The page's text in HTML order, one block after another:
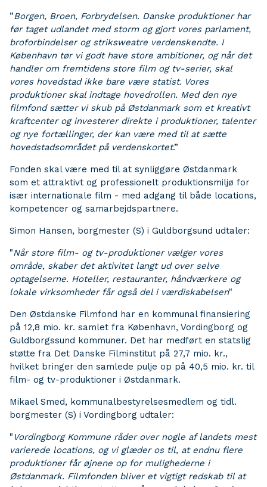
”Borgen, Broen, Forbrydelsen. Danske produktioner har
før taget udlandet med storm og gjort vores parlament,
broforbindelser og striksweatre verdenskendte. I
København tør vi godt have store ambitioner, og når det
handler om fremtidens store film og tv-serier, skal
vores hovedstad ikke bare være statist. Vores
produktioner skal indtage hovedrollen. Med den nye
filmfond sætter vi skub på Østdanmark som et kreativt
kraftcenter og investerer direkte i produktioner, talenter
og nye fortællinger, der kan være med til at sætte
hovedstadsområdet på verdenskortet.”
Fonden skal være med til at synliggøre Østdanmark
som et attraktivt og professionelt produktionsmiljø for
især internationale film - med adgang til både locations,
kompetencer og samarbejdspartnere.
Simon Hansen, borgmester (S) i Guldborgsund udtaler:
"Når store film- og tv-produktioner vælger vores
område, skaber det aktivitet langt ud over selve
optagelserne. Hoteller, restauranter, håndværkere og
lokale virksomheder får også del i værdiskabelsen"
Den Østdanske Filmfond har en kommunal finansiering
på 12,8 mio. kr. samlet fra København, Vordingborg og
Guldborgssund kommuner. Det har medført en statslig
støtte fra Det Danske Filminstitut på 27,7 mio. kr.,
hvilket bringer den samlede pulje op på 40,5 mio. kr. til
film- og tv-produktioner i Østdanmark.
Mikael Smed, kommunalbestyrelsesmedlem og tidl.
borgmester (S) i Vordingborg udtaler:
" Vordingborg Kommune råder over nogle af landets mest
varierede locations, og vi glæder os til, at endnu flere
produktioner får øjnene op for mulighederne i
Østdanmark. Filmfonden bliver et vigtigt redskab til at